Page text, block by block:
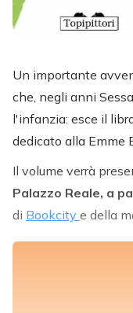
Un importante
che, negli anni
l'infanzia: esce il
dedicato alla Emme
Il volume verrà
Palazzo Reale, a
di Bookcity e della